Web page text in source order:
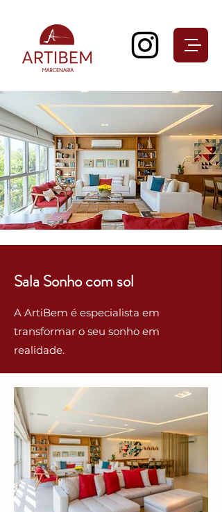
Sala Sonho com sol
A ArtiBem é especialista em
transformar o seu sonho em
realidade.